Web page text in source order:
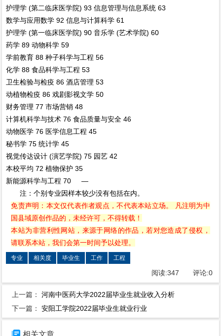
护理学 (第二临床医学院) 93 信息管理与信息系统 63
数学与应用数学 92 信息与计算科学 61
护理学 (第一临床医学院) 90 音乐学 (艺术学院) 60
药学 89 动物科学 59
学前教育 88 种子科学与工程 56
化学 88 食品科学与工程 53
卫生检验与检疫 86 酒店管理 53
动植物检疫 86 戏剧影视文学 50
财务管理 77 市场营销 48
计算机科学与技术 76 食品质量与安全 46
动物医学 76 医学信息工程 45
秘书学 75 统计学 45
视觉传达设计 (演艺学院) 75 园艺 42
本校平均 72 植物保护 35
新能源科学与工程 70 —
注：个别专业因样本较少没有包括在内。
免责声明：本文仅代表作者观点，不代表本站立场。 凡注明为中
国县域原创作品的，未经许可，不得转载！
本站为非营利性网站，来源于网络的作品，若对您造成了侵权，
请联系本站，我们会第一时间予以处理。
专业 相关度 毕业生 工作 工程
阅读:347 评论:0
上一篇：河南中医药大学2022届毕业生就业收入分析
下一篇：安阳工学院2022届毕业生就业行业
 相关文章